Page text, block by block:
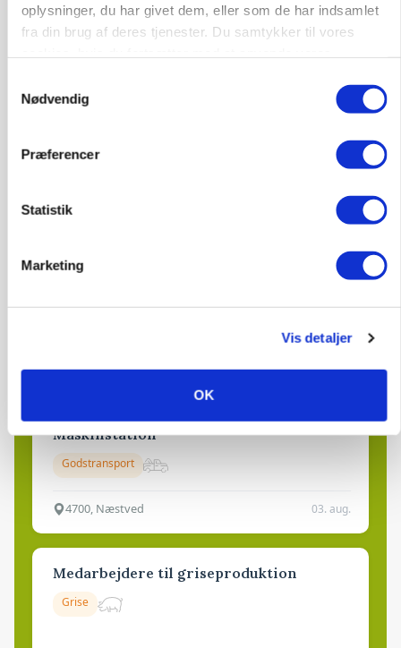
oplysninger, du har givet dem, eller som de har indsamlet
fra din brug af deres tjenester. Du samtykker til vores
Nødvendig
Præferencer
Statistik
Marketing
Vis detaljer
OK
76ledige stillinger
Opret agent
Se alle jobs
Elevplads tilbydes ved Ringkøbing /
Grise
06. aug.
Rørlægger / håndmand søges til
dræn/entreprenørarbejde.
Anlæg Kloak
06. aug.
Maskinstation
Godstransport
4700, Næstved 03. aug.
Medarbejdere til griseproduktion
Grise